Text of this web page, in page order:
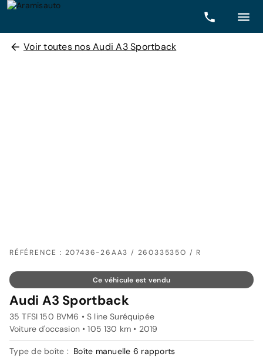
Voir toutes nos Audi A3 Sportback
RÉFÉRENCE : 207436-26AA3 / 26033535O / R
Ce véhicule est vendu
Audi A3 Sportback
35 TFSI 150 BVM6 • S line Suréquipée
Voiture d'occasion • 105 130 km • 2019
Type de boîte : Boîte manuelle 6 rapports